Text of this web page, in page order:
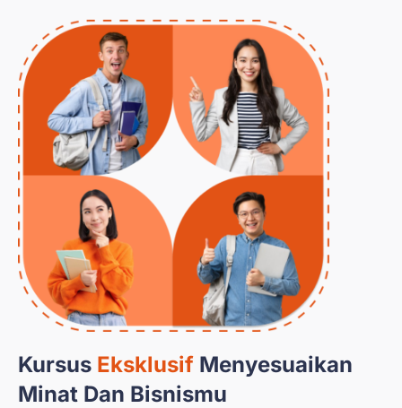
Kursus Eksklusif Menyesuaikan
Minat Dan Bisnismu